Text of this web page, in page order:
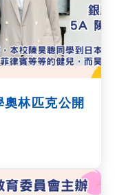
奧林匹克公開